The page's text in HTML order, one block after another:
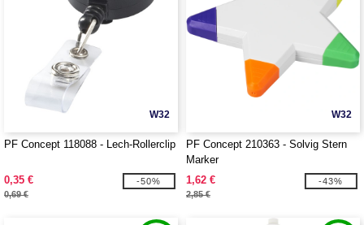
W32
PF Concept 118088 - Lech-Rollerclip
0,35 €
0,69 €
-50%
W32
PF Concept 210363 - Solvig Stern
Marker
1,62 €
2,85 €
-43%